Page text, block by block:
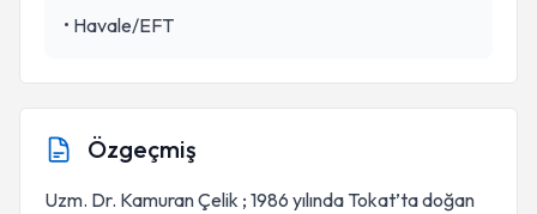
• Havale/EFT
Özgeçmiş
Uzm. Dr. Kamuran Çelik ; 1986 yılında Tokat’ta doğan